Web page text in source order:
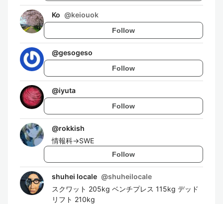
Ko @keiouok
Follow
@gesogeso
Follow
@iyuta
Follow
@rokkish
情報科→SWE
Follow
shuhei locale @shuheilocale
スクワット 205kg ベンチプレス 115kg デッド
リフト 210kg